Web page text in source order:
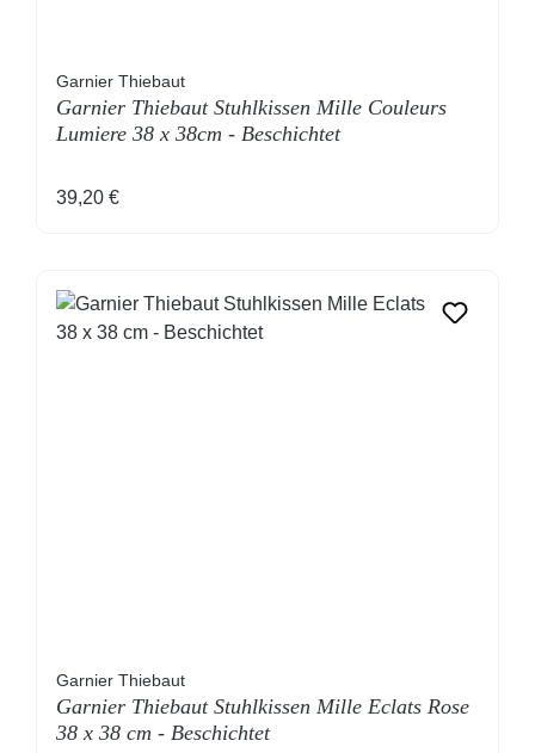
Garnier Thiebaut
Garnier Thiebaut Stuhlkissen Mille Couleurs
Lumiere 38 x 38cm - Beschichtet
Regulärer Preis:
39,20 €
Garnier Thiebaut
Garnier Thiebaut Stuhlkissen Mille Eclats Rose
38 x 38 cm - Beschichtet